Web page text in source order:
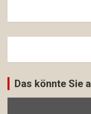
Das könnte Sie